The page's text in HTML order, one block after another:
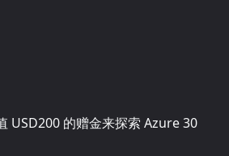
USD200 的赠金来探索 Azure 30